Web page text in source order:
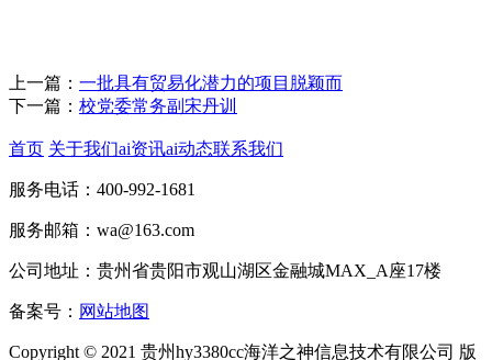
上一篇： 一批具有贸易化潜力的项目脱颖而
下一篇： 校党委常务副宋丹训
首页 关于我们ai资讯ai动态联系我们
服务电话：400-992-1681
服务邮箱：wa@163.com
公司地址：贵州省贵阳市观山湖区金融城MAX_A座17楼
备案号： 网站地图
Copyright © 2021 贵州hy3380cc海洋之神信息技术有限公司 版